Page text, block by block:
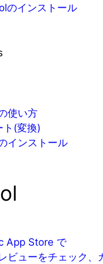
のインストール
使い方
ト(変換)
インストール
App Store で
ビューをチェック、